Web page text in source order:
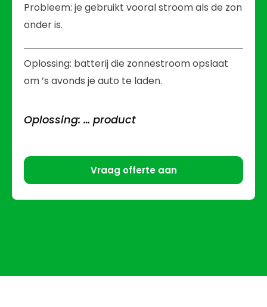
Probleem: je gebruikt vooral stroom als de zon
onder is.
Oplossing: batterij die zonnestroom opslaat
om ’s avonds je auto te laden.
Oplossing: … product
Vraag offerte aan